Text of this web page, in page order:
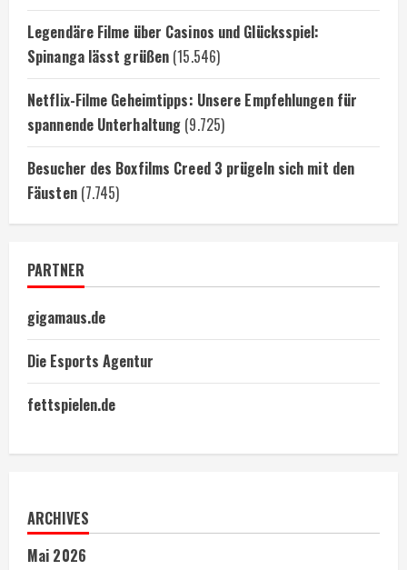
Legendäre Filme über Casinos und Glücksspiel:
Spinanga lässt grüßen (15.546)
Netflix-Filme Geheimtipps: Unsere Empfehlungen für
spannende Unterhaltung (9.725)
Besucher des Boxfilms Creed 3 prügeln sich mit den
Fäusten (7.745)
PARTNER
gigamaus.de
Die Esports Agentur
fettspielen.de
ARCHIVES
Mai 2026